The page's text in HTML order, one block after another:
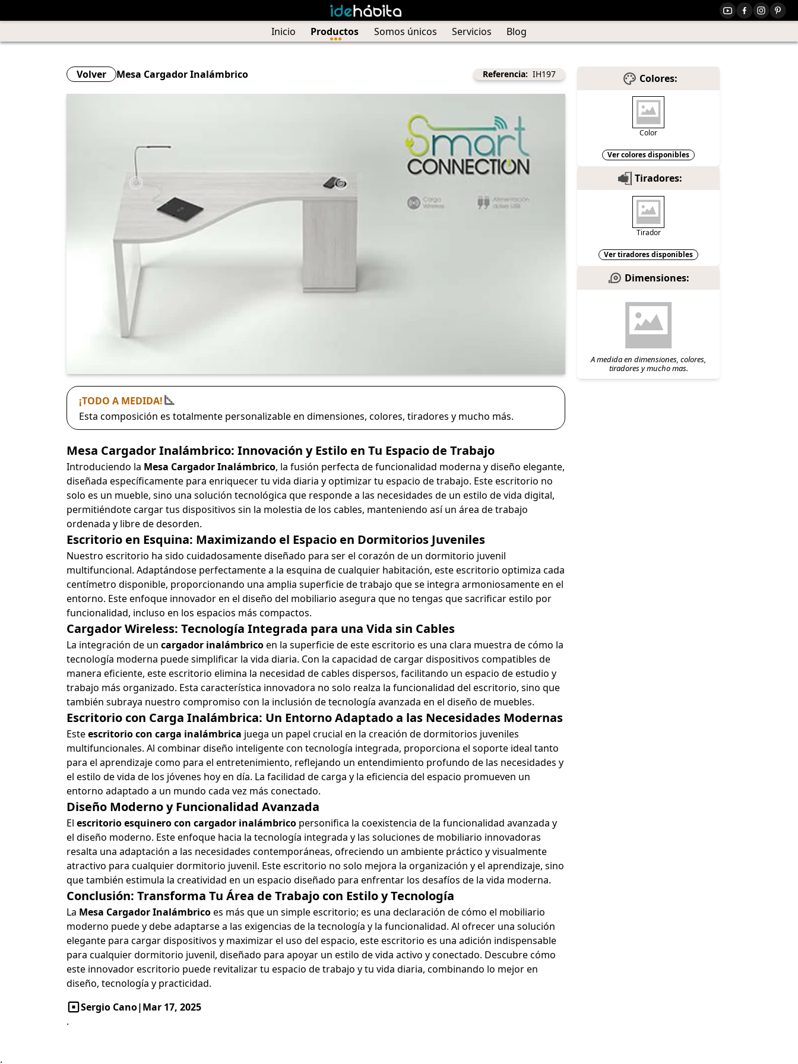
Inicio Productos Somos únicos Servicios Blog
Volver Mesa Cargador Inalámbrico Referencia: IH197
¡TODO A MEDIDA!
Esta composición es totalmente personalizable en dimensiones, colores, tiradores y mucho más.
Mesa Cargador Inalámbrico: Innovación y Estilo en Tu Espacio de Trabajo
Introduciendo la Mesa Cargador Inalámbrico, la fusión perfecta de funcionalidad moderna y diseño elegante,
diseñada específicamente para enriquecer tu vida diaria y optimizar tu espacio de trabajo. Este escritorio no
solo es un mueble, sino una solución tecnológica que responde a las necesidades de un estilo de vida digital,
permitiéndote cargar tus dispositivos sin la molestia de los cables, manteniendo así un área de trabajo
ordenada y libre de desorden.
Escritorio en Esquina: Maximizando el Espacio en Dormitorios Juveniles
Nuestro escritorio ha sido cuidadosamente diseñado para ser el corazón de un dormitorio juvenil
multifuncional. Adaptándose perfectamente a la esquina de cualquier habitación, este escritorio optimiza cada
centímetro disponible, proporcionando una amplia superficie de trabajo que se integra armoniosamente en el
entorno. Este enfoque innovador en el diseño del mobiliario asegura que no tengas que sacrificar estilo por
funcionalidad, incluso en los espacios más compactos.
Cargador Wireless: Tecnología Integrada para una Vida sin Cables
La integración de un cargador inalámbricoen la superficie de este escritorio es una clara muestra de cómo la
tecnología moderna puede simplificar la vida diaria. Con la capacidad de cargar dispositivos compatibles de
manera eficiente, este escritorio elimina la necesidad de cables dispersos, facilitando un espacio de estudio y
trabajo más organizado. Esta característica innovadora no solo realza la funcionalidad del escritorio, sino que
también subraya nuestro compromiso con la inclusión de tecnología avanzada en el diseño de muebles.
Escritorio con Carga Inalámbrica: Un Entorno Adaptado a las Necesidades Modernas
Esteescritorio con carga inalámbrica juega un papel crucial en la creación de dormitorios juveniles
multifuncionales. Al combinar diseño inteligente con tecnología integrada, proporciona el soporte ideal tanto
para el aprendizaje como para el entretenimiento, reflejando un entendimiento profundo de las necesidades y
el estilo de vida de los jóvenes hoy en día. La facilidad de carga y la eficiencia del espacio promueven un
entorno adaptado a un mundo cada vez más conectado.
Diseño Moderno y Funcionalidad Avanzada
El escritorio esquinero con cargador inalámbrico personifica la coexistencia de la funcionalidad avanzada y
el diseño moderno. Este enfoque hacia la tecnología integrada y las soluciones de mobiliario innovadoras
resalta una adaptación a las necesidades contemporáneas, ofreciendo un ambiente práctico y visualmente
atractivo para cualquier dormitorio juvenil. Este escritorio no solo mejora la organización y el aprendizaje, sino
que también estimula la creatividad en un espacio diseñado para enfrentar los desafíos de la vida moderna.
Conclusión: Transforma Tu Área de Trabajo con Estilo y Tecnología
La Mesa Cargador Inalámbricoes más que un simple escritorio; es una declaración de cómo el mobiliario
moderno puede y debe adaptarse a las exigencias de la tecnología y la funcionalidad. Al ofrecer una solución
elegante para cargar dispositivos y maximizar el uso del espacio, este escritorio es una adición indispensable
para cualquier dormitorio juvenil, diseñado para apoyar un estilo de vida activo y conectado. Descubre cómo
este innovador escritorio puede revitalizar tu espacio de trabajo y tu vida diaria, combinando lo mejor en
diseño, tecnología y practicidad.
Sergio Cano|Mar 17, 2025
Colores:
Color
Ver colores disponibles
Tiradores:
Tirador
Ver tiradores disponibles
Dimensiones:
A medida en dimensiones, colores,
tiradores y mucho mas.
.
.